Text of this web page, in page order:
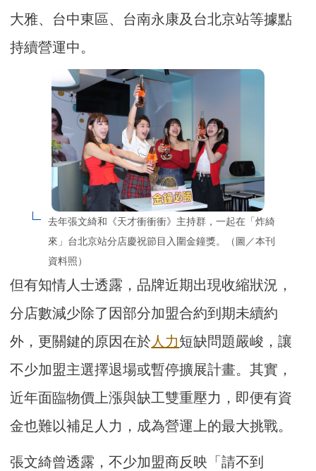
大雅、台中東區、台南永康及台北京站等據點
持續營運中。
去年張文綺和《天才衝衝衝》主持群，一起在「炸綺
來」台北京站分店慶祝節目入圍金鐘獎。（圖／本刊
資料照）
但有知情人士透露，品牌近期出現收縮狀況，
分店數減少除了因部分加盟合約到期未續約
外，更關鍵的原因在於 人力短缺問題嚴峻，讓
不少加盟主選擇退場或暫停擴展計畫。其實，
近年面臨物價上漲與缺工雙重壓力，即便有資
金也難以補足人力，成為營運上的最大挑戰。
張文綺曾透露，不少加盟商反映「請不到